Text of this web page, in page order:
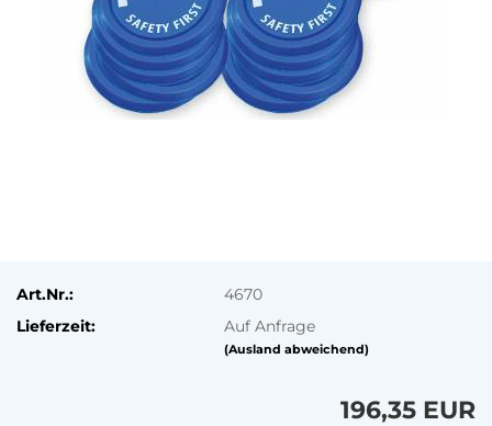
Art.Nr.:
4670
Lieferzeit:
Auf Anfrage
(Ausland abweichend)
196,35 EUR